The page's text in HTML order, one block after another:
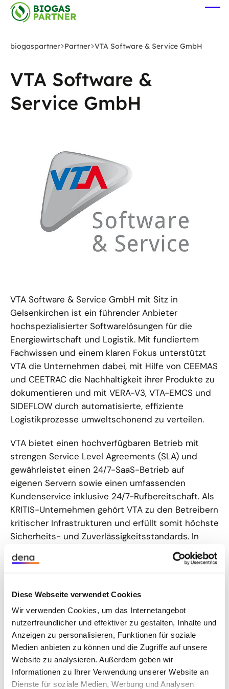
Diese Webseite verwendet Cookies
Wir verwenden Cookies, um das Internetangebot
nutzerfreundlicher und effektiver zu gestalten, Inhalte und
Anzeigen zu personalisieren, Funktionen für soziale
Medien anbieten zu können und die Zugriffe auf unsere
Website zu analysieren. Außerdem geben wir
Informationen zu Ihrer Verwendung unserer Website an
Dienste für soziale Medien, Werbung und Analysen
Zum
Hauptinhalt
biogaspartner Partner VTA Software & Service GmbH
VTA Software &
Service GmbH
VTA Software & Service GmbH mit Sitz in
Gelsenkirchen ist ein führender Anbieter
hochspezialisierter Softwarelösungen für die
Energiewirtschaft und Logistik. Mit fundiertem
Fachwissen und einem klaren Fokus unterstützt
VTA die Unternehmen dabei, mit Hilfe von CEEMAS
und CEETRAC die Nachhaltigkeit ihrer Produkte zu
dokumentieren und mit VERA-V3, VTA-EMCS und
SIDEFLOW durch automatisierte, effiziente
Logistikprozesse umweltschonend zu verteilen.
VTA bietet einen hochverfügbaren Betrieb mit
strengen Service Level Agreements (SLA) und
gewährleistet einen 24/7-SaaS-Betrieb auf
eigenen Servern sowie einen umfassenden
Kundenservice inklusive 24/7-Rufbereitschaft. Als
KRITIS-Unternehmen gehört VTA zu den Betreibern
kritischer Infrastrukturen und erfüllt somit höchste
Sicherheits- und Zuverlässigkeitsstandards. In
Kombination mit einem nach ISO/IEC 27001
zertifizierten ISMS und einer CreFo-Zertifizierung
macht dies VTA zu einem besonders
vertrauenswürdigen Partner für seine Kunden.
VTA strebt danach, die deutschlandweite
Vernetzung in der Massengutlogistik
voranzutreiben und ihre Systeme zur Verwaltung
der CO2 -Emissionsreduktion von
Energieprodukten europaweit auszubauen.